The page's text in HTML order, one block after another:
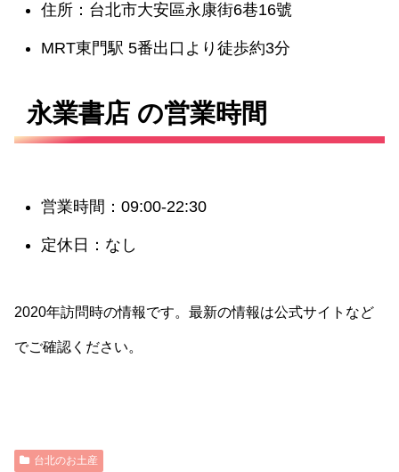
住所：台北市大安區永康街6巷16號
MRT東門駅 5番出口より徒歩約3分
永業書店 の営業時間
営業時間：09:00-22:30
定休日：なし
2020年訪問時の情報です。最新の情報は公式サイトなど
でご確認ください。
台北のお土産